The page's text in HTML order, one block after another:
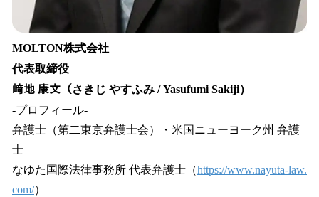
MOLTON株式会社
代表取締役
﨑地 康文（さきじ やすふみ / Yasufumi Sakiji）
-プロフィール-
弁護士（第二東京弁護士会）・米国ニューヨーク州 弁護
士
なゆた国際法律事務所 代表弁護士（https://www.nayuta-law.
com/）